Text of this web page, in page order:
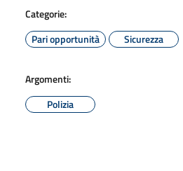
Categorie:
Pari opportunità
Sicurezza
Argomenti:
Polizia